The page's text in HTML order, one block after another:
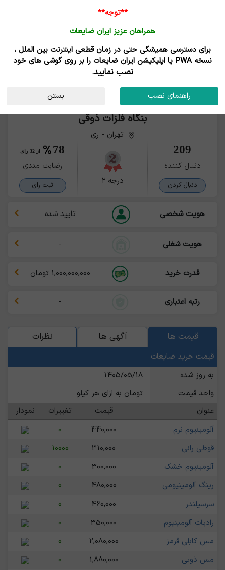
بنگاه فلزات ذوقی
تهران - ری
209
دنبال کننده
دنبال کردن درجه ۲
78 از 32 رای
رضایت مندی
ثبت رای
هویت شخصی تایید شده
هویت شغلی -
قدرت خرید 1,000,000,000 تومان
رتبه اعتباری -
قیمت ها آگهی ها نظرات
قیمت خرید ضایعات
به روز شده
1405/05/18
واحد قیمت
تومان به ازای هر کیلو
عنوان
قیمت تغییرات
نمودار
آلومینیوم نرم
440,000
0
قوطی رانی
310,000
10000
آلومینیوم خشک
300,000
0
رینگ آلومینیومی
480,000
0
سرسیلندر
460,000
0
رادیات آلومینیوم
350,000
0
مس کابلی قرمز
2,080,000
0
مس ذوبی
1,880,000
0
**توجه**
همراهان عزیز ایران ضایعات
برای دسترسی همیشگی حتی در زمان قطعی اینترنت بین الملل ،
نسخه PWA یا اپلیکیشن ایران ضایعات را بر روی گوشی های خود
نصب نمایید.
راهنمای نصب بستن